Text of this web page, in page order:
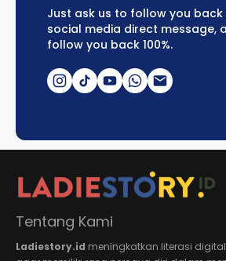
Just ask us to follow you
social media direct message,
follow you back 100%.
Tentang Kami
Ladiestory.id meningkatkan literasi